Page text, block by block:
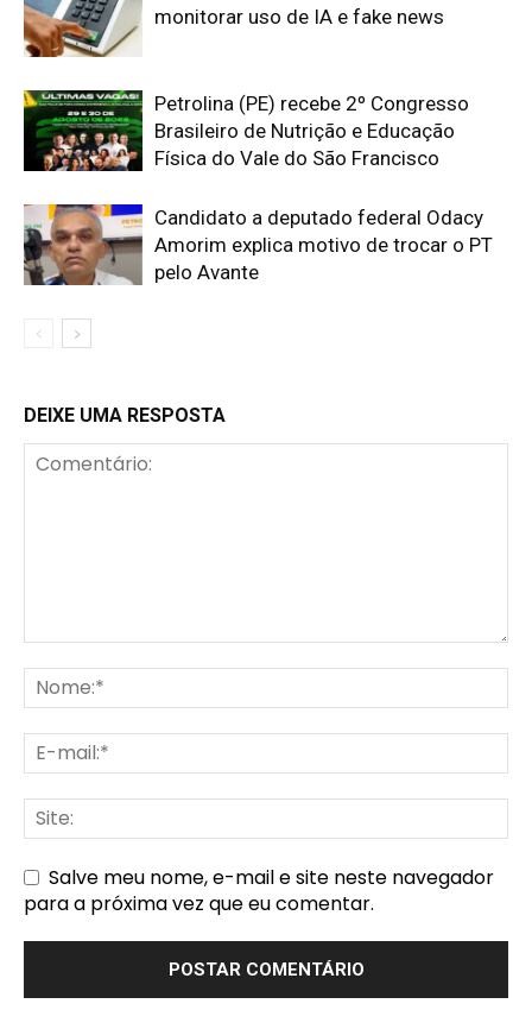
monitorar uso de IA e fake news
Petrolina (PE) recebe 2º Congresso
Brasileiro de Nutrição e Educação
Física do Vale do São Francisco
Candidato a deputado federal Odacy
Amorim explica motivo de trocar o PT
pelo Avante
DEIXE UMA RESPOSTA
Salve meu nome, e-mail e site neste navegador
para a próxima vez que eu comentar.